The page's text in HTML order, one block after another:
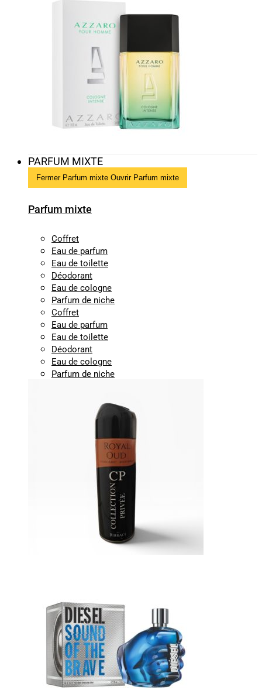
PARFUM MIXTE
Fermer Parfum mixte Ouvrir Parfum mixte
Parfum mixte
Coffret
Eau de parfum
Eau de toilette
Déodorant
Eau de cologne
Parfum de niche
Coffret
Eau de parfum
Eau de toilette
Déodorant
Eau de cologne
Parfum de niche